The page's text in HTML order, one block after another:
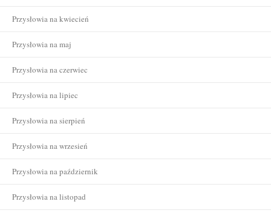
Przysłowia na kwiecień
Przysłowia na maj
Przysłowia na czerwiec
Przysłowia na lipiec
Przysłowia na sierpień
Przysłowia na wrzesień
Przysłowia na październik
Przysłowia na listopad